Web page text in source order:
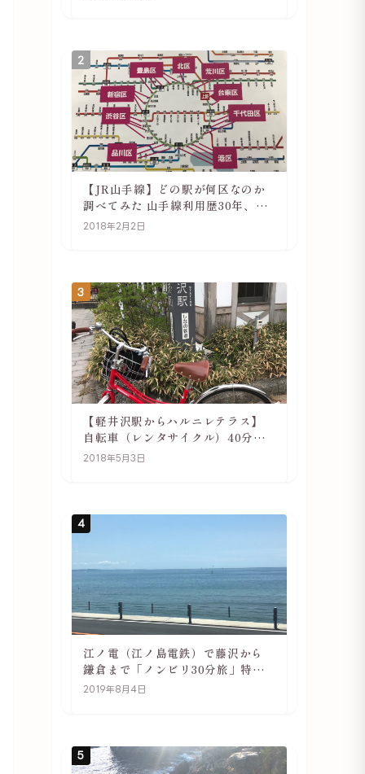
2
【JR山手線】どの駅が何区なのか
調べてみた 山手線利用歴30年、私
の考察
2018年2月2日
3
【軽井沢駅からハルニレテラス】
自転車（レンタサイクル）40分で
行ける 軽井沢旅行は自転車利用が
2018年5月3日
4
江ノ電（江ノ島電鉄）で藤沢から
鎌倉まで「ノンビリ30分旅」特徴
や駅の様子
2019年8月4日
5